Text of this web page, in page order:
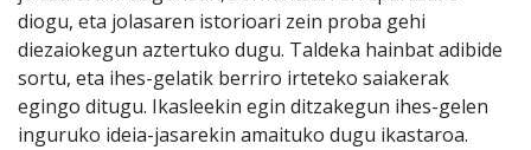
diogu, eta jolasaren istorioari zein proba gehi
diezaiokegun aztertuko dugu. Taldeka hainbat adibide
sortu, eta ihes-gelatik berriro irteteko saiakerak
egingo ditugu. Ikasleekin egin ditzakegun ihes-gelen
inguruko ideia-jasarekin amaituko dugu ikastaroa.